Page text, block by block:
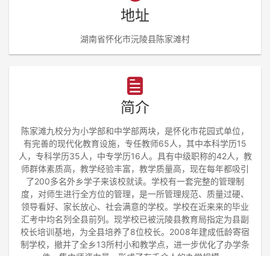
地址
湖南省怀化市沅陵县陈家滩村
简介
陈家滩九校分为小学部和中学部两块，是怀化市花园式单位，
有完善的现代化教育设施，专任教师65人，其中本科学历15
人，专科学历35人，中专学历16人。具有中级职称的42人，教
师群体素质高，教学经验丰富，教学质量高，现在每年都吸引
了200多名外乡学子来该校就读。学校有一套完整的管理制
度，对师生进行全方位的管理，是一所管理规范、质量过硬、
领导看好、家长放心、社会满意的学校。学校在近来来的毕业
汇考中均名列全县前列。现学校已被沅陵县教育局指定为县副
校长培训基地，为全县培养了8位校长。2008年建成低龄寄宿
制学校，撤并了全乡13所村小和教学点，进一步优化了办学条